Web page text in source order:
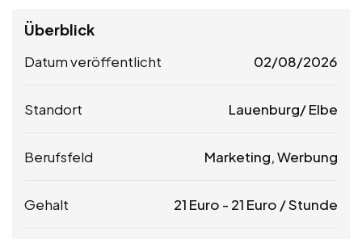
Überblick
Datum veröffentlicht 02/08/2026
Standort Lauenburg/ Elbe
Berufsfeld Marketing, Werbung
Gehalt 21 Euro - 21 Euro / Stunde